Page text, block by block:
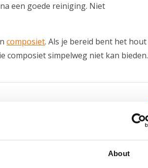
About
een goede reiniging. Niet
composiet. Als je bereid bent het hout
composiet simpelweg niet kan bieden.